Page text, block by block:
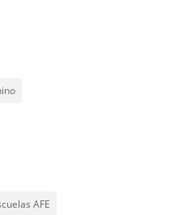
AFE